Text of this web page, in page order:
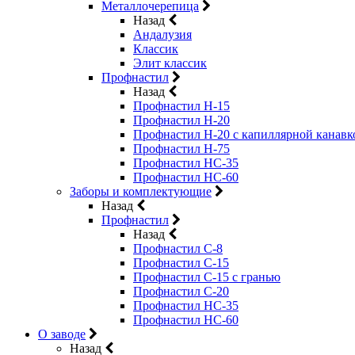
Металлочерепица
Назад
Андалузия
Классик
Элит классик
Профнастил
Назад
Профнастил Н-15
Профнастил Н-20
Профнастил Н-20 с капиллярной
Профнастил Н-75
Профнастил НС-35
Профнастил НС-60
Заборы и комплектующие
Назад
Профнастил
Назад
Профнастил С-8
Профнастил С-15
Профнастил C-15 с гранью
Профнастил C-20
Профнастил НС-35
Профнастил НС-60
О заводе
Назад